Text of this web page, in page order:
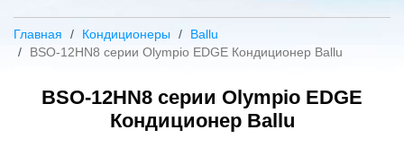
Главная Кондиционеры
Ballu
BSO-12HN8 серии Olympio EDGE Кондиционер Ballu
BSO-12HN8 серии Olympio EDGE
Кондиционер Ballu